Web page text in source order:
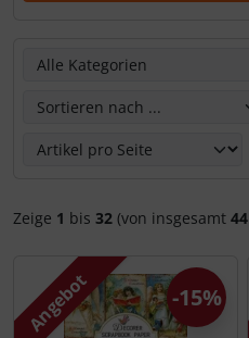
Zeige 1 bis32 (von insgesamt44
Angebot -15%